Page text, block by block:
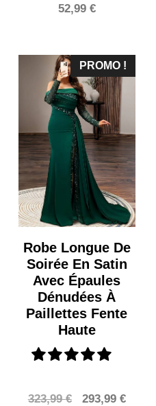
52,99 €
PROMO !
Robe Longue De
Soirée En Satin
Avec Épaules
Dénudées À
Paillettes Fente
Haute
323,99€
Le
293,99 €Le